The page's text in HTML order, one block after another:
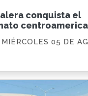
conquista el
MIÉRCOLES 05 DE